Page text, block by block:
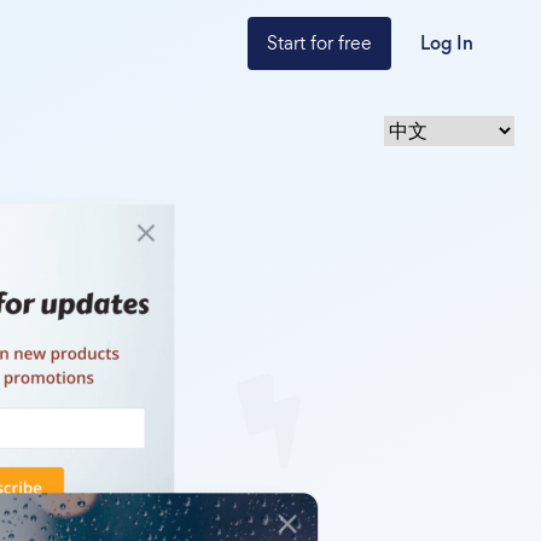
Start for free Log In